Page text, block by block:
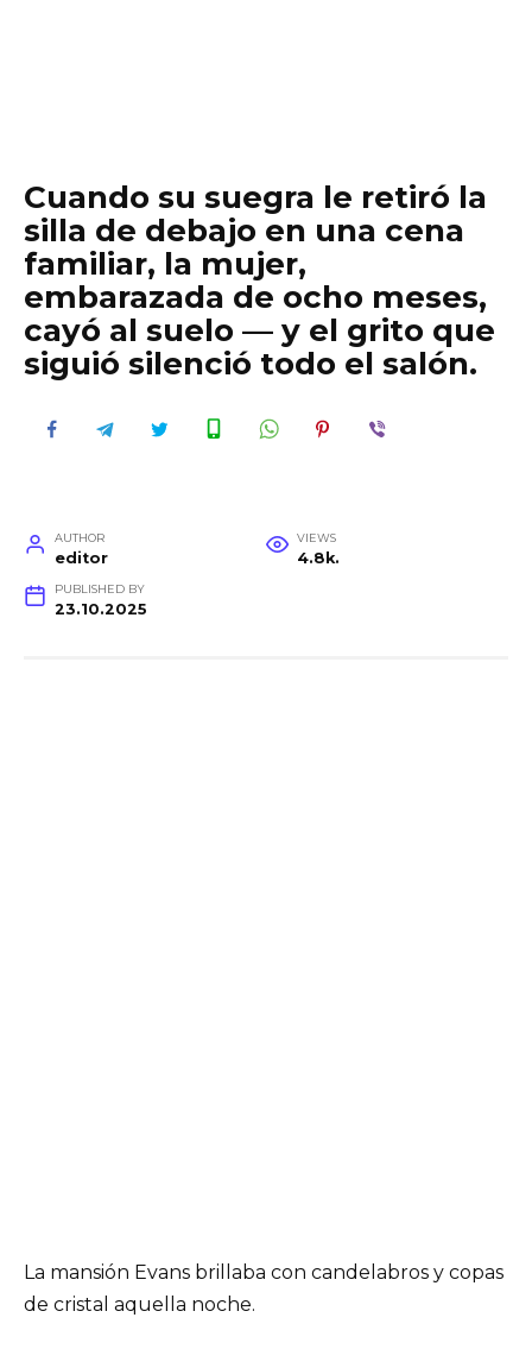
Cuando su suegra le retiró la
silla de debajo en una cena
familiar, la mujer,
embarazada de ocho meses,
cayó al suelo — y el grito que
siguió silenció todo el salón.
AUTHOR
editor
VIEWS
4.8k.
PUBLISHED BY
23.10.2025
La mansión Evans brillaba con candelabros y copas
de cristal aquella noche.